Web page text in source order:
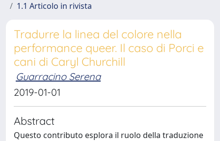
1.1 Articolo in rivista
Tradurre la linea del colore nella
performance queer. Il caso di Porci e
cani di Caryl Churchill
Guarracino Serena
2019-01-01
Abstract
Questo contributo esplora il ruolo della traduzione